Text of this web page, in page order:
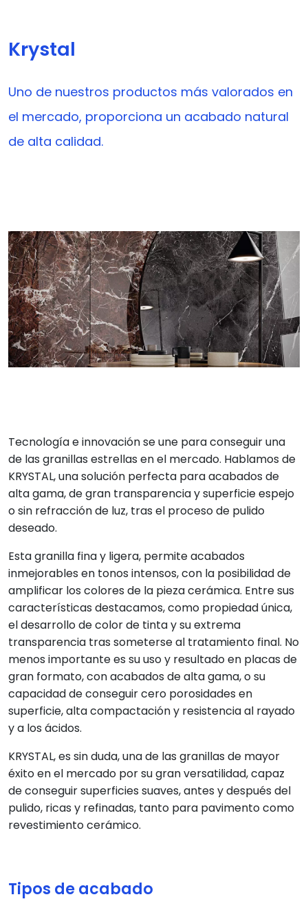
Krystal
Uno de nuestros productos más valorados en
el mercado, proporciona un acabado natural
de alta calidad.
Tecnología e innovación se une para conseguir una
de las granillas estrellas en el mercado. Hablamos de
KRYSTAL, una solución perfecta para acabados de
alta gama, de gran transparencia y superficie espejo
o sin refracción de luz, tras el proceso de pulido
deseado.
Esta granilla fina y ligera, permite acabados
inmejorables en tonos intensos, con la posibilidad de
amplificar los colores de la pieza cerámica. Entre sus
características destacamos, como propiedad única,
el desarrollo de color de tinta y su extrema
transparencia tras someterse al tratamiento final. No
menos importante es su uso y resultado en placas de
gran formato, con acabados de alta gama, o su
capacidad de conseguir cero porosidades en
superficie, alta compactación y resistencia al rayado
y a los ácidos.
KRYSTAL, es sin duda, una de las granillas de mayor
éxito en el mercado por su gran versatilidad, capaz
de conseguir superficies suaves, antes y después del
pulido, ricas y refinadas, tanto para pavimento como
revestimiento cerámico.
Tipos de acabado